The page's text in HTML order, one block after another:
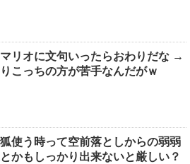
マリオに文句いったらおわりだな →
こっちの方が苦手なんだがｗ
狐使う時って空前落としからの弱弱
かもしっかり出来ないと厳しい？